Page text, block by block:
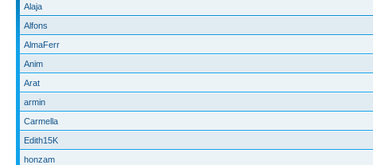
Alaja
Alfons
AlmaFerr
Anim
Arat
armin
Carmella
Edith15K
honzam